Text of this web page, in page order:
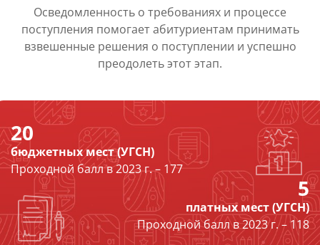
Осведомленность о требованиях и процессе
поступления помогает абитуриентам принимать
взвешенные решения о поступлении и успешно
преодолеть этот этап.
20
бюджетных мест (УГСН)
Проходной балл в 2023 г. – 177
5
платных мест (УГСН)
Проходной балл в 2023 г. – 118